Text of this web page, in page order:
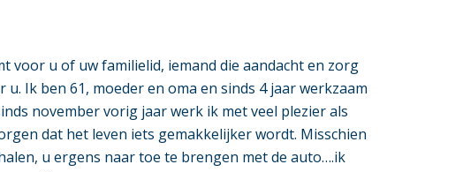
voor u of uw familielid, iemand die aandacht en zorg
Ik ben 61, moeder en oma en sinds 4 jaar werkzaam
november vorig jaar werk ik met veel plezier als
dat het leven iets gemakkelijker wordt. Misschien
u ergens naar toe te brengen met de auto….ik